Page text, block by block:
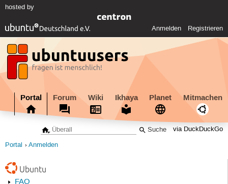
hosted by
Anmelden Registrieren
Portal Forum Wiki Ikhaya Planet Mitmachen
via DuckDuckGo
Portal Anmelden
Ubuntu
FAQ